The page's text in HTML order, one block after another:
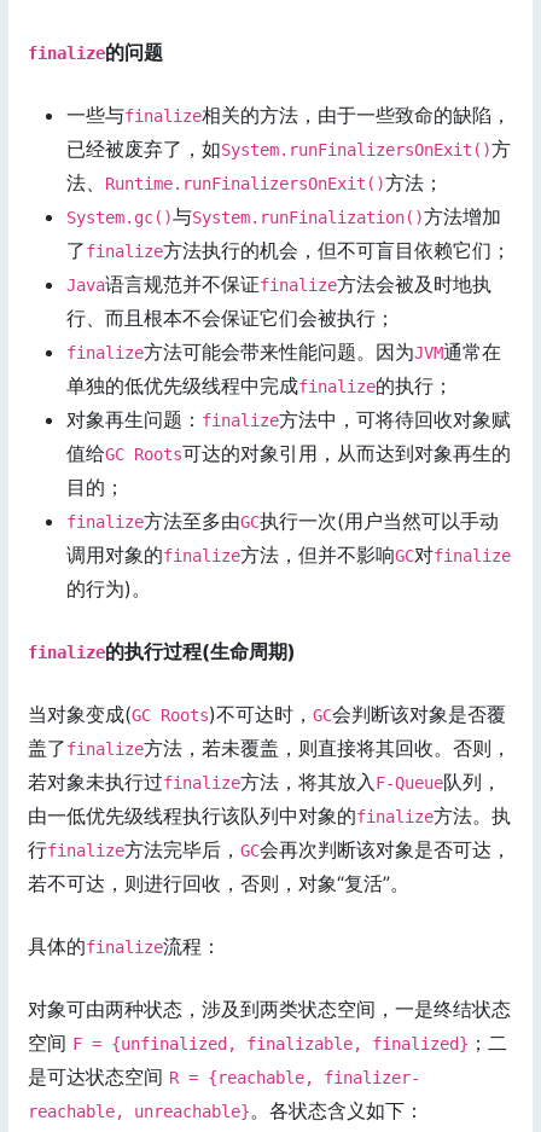
finalize的问题
一些与finalize相关的方法，由于一些致命的缺陷，
已经被废弃了，如System.runFinalizersOnExit()方
法、
Runtime.runFinalizersOnExit()方法；
System.gc()与System.runFinalization()方法增加
了finalize方法执行的机会，但不可盲目依赖它们；
Java语言规范并不保证finalize方法会被及时地执
行、而且根本不会保证它们会被执行；
finalize方法可能会带来性能问题。因为JVM通常在
单独的低优先级线程中完成finalize的执行；
对象再生问题： finalize方法中，可将待回收对象赋
值给GC Roots可达的对象引用，从而达到对象再生的
目的；
finalize方法至多由GC执行一次(用户当然可以手动
调用对象的finalize方法，但并不影响GC对finalize
的行为)。
finalize的执行过程(生命周期)
当对象变成(GC Roots)不可达时， GC会判断该对象是否覆
盖了finalize方法，若未覆盖，则直接将其回收。否则，
若对象未执行过finalize方法，将其放入 F-Queue队列，
由一低优先级线程执行该队列中对象的finalize方法。执
行finalize方法完毕后， GC会再次判断该对象是否可达，
若不可达，则进行回收，否则，对象“复活”。
具体的finalize流程：
对象可由两种状态，涉及到两类状态空间，一是终结状态
空间 F = {unfinalized, finalizable, finalized} ；二
是可达状态空间 R = {reachable, finalizer-
reachable, unreachable}。各状态含义如下：